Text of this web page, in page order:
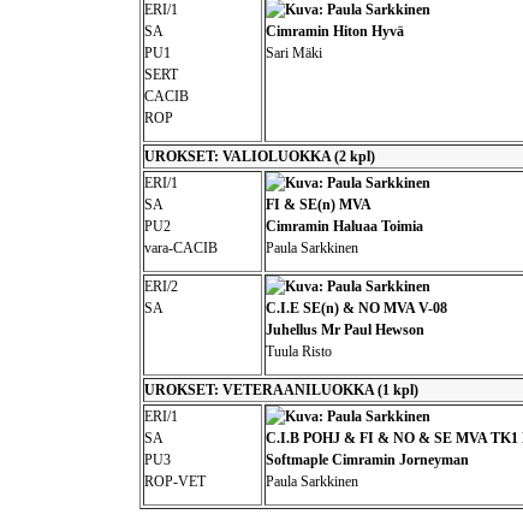
ERI/1
SA
PU1
SERT
CACIB
ROP
Cimramin Hiton Hyvä
Sari Mäki
UROKSET: VALIOLUOKKA (2 kpl)
ERI/1
SA
PU2
vara-CACIB
FI & SE(n) MVA
Cimramin Haluaa Toimia
Paula Sarkkinen
ERI/2
SA
C.I.E SE(n) & NO MVA V-08
Juhellus Mr Paul Hewson
Tuula Risto
UROKSET: VETERAANILUOKKA (1 kpl)
ERI/1
SA
PU3
ROP-VET
C.I.B POHJ & FI & NO & SE MVA TK1
Softmaple Cimramin Jorneyman
Paula Sarkkinen